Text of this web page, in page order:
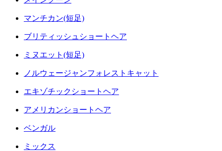
マンチカン(短足)
ブリティッシュショートヘア
ミヌエット(短足)
ノルウェージャンフォレストキャット
エキゾチックショートヘア
アメリカンショートヘア
ベンガル
ミックス